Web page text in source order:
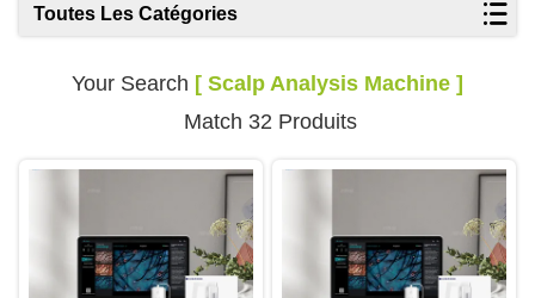
Toutes Les Catégories
Your Search [ Scalp Analysis Machine ]
Match 32 Produits